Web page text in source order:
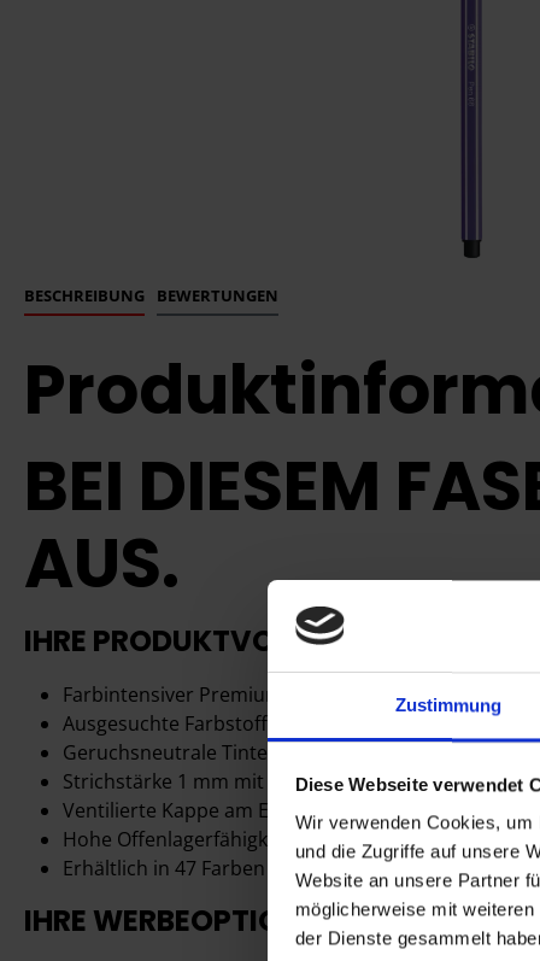
Zustimmung
Diese Webseite verwendet
Wir verwenden Cookies,
und die Zugriffe auf unsere
Website an unsere Partner
möglicherweise mit
der Dienste gesammelt
BESCHREIBUNG BEWERTUNGEN
BEI DIESEM
AUS.
IHRE PRODUKTVORTEILE
Farbintensiver Premium-Fasermaler für kräftige
Ausgesuchte Farbstoffe für hohe Brillanz und
Geruchsneutrale Tinte
Strichstärke 1 mm mit robuster Spitze für lange
Ventilierte Kappe am Ende aufsteckbar
Hohe Offenlagerfähigkeit und langer
Erhältlich in 47 Farben mit 6 Neonfarben
IHRE WERBEOPTIONEN